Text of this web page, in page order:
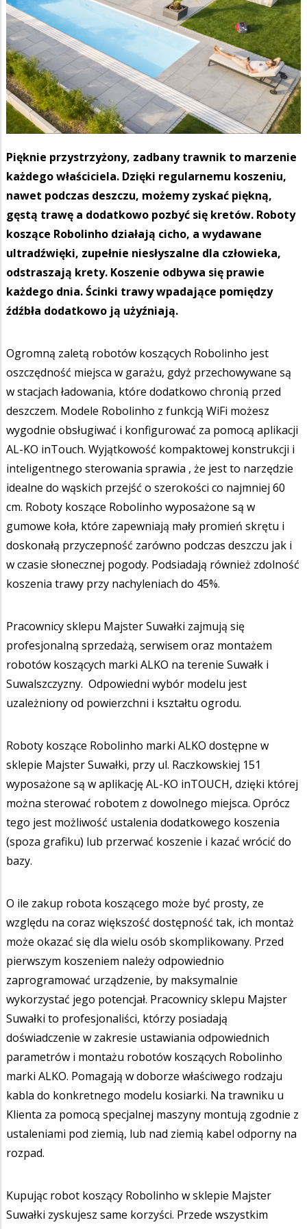
Pięknie przystrzyżony, zadbany trawnik to marzenie
każdego właściciela. Dzięki regularnemu koszeniu,
nawet podczas deszczu, możemy zyskać piękną,
gęstą trawę a dodatkowo pozbyć się kretów. Roboty
koszące Robolinho działają cicho, a wydawane
ultradźwięki, zupełnie niesłyszalne dla człowieka,
odstraszają krety. Koszenie odbywa się prawie
każdego dnia. Ścinki trawy wpadające pomiędzy
źdźbła dodatkowo ją użyźniają.
Ogromną zaletą robotów koszących Robolinho jest
oszczędność miejsca w garażu, gdyż przechowywane są
w stacjach ładowania, które dodatkowo chronią przed
deszczem. Modele Robolinho z funkcją WiFi możesz
wygodnie obsługiwać i konfigurować za pomocą aplikacji
AL-KO inTouch. Wyjątkowość kompaktowej konstrukcji i
inteligentnego sterowania sprawia , że jest to narzędzie
idealne do wąskich przejść o szerokości co najmniej 60
cm. Roboty koszące Robolinho wyposażone są w
gumowe koła, które zapewniają mały promień skrętu i
doskonałą przyczepność zarówno podczas deszczu jak i
w czasie słonecznej pogody. Podsiadają również zdolność
koszenia trawy przy nachyleniach do 45%.
Pracownicy sklepu Majster Suwałki zajmują się
profesjonalną sprzedażą, serwisem oraz montażem
robotów koszących marki ALKO na terenie Suwałk i
Suwalszczyzny. Odpowiedni wybór modelu jest
uzależniony od powierzchni i kształtu ogrodu.
Roboty koszące Robolinho marki ALKO dostępne w
sklepie Majster Suwałki, przy ul. Raczkowskiej 151
wyposażone są w aplikację AL-KO inTOUCH, dzięki której
można sterować robotem z dowolnego miejsca. Oprócz
tego jest możliwość ustalenia dodatkowego koszenia
(spoza grafiku) lub przerwać koszenie i kazać wrócić do
bazy.
O ile zakup robota koszącego może być prosty, ze
względu na coraz większość dostępność tak, ich montaż
może okazać się dla wielu osób skomplikowany. Przed
pierwszym koszeniem należy odpowiednio
zaprogramować urządzenie, by maksymalnie
wykorzystać jego potencjał. Pracownicy sklepu Majster
Suwałki to profesjonaliści, którzy posiadają
doświadczenie w zakresie ustawiania odpowiednich
parametrów i montażu robotów koszących Robolinho
marki ALKO. Pomagają w doborze właściwego rodzaju
kabla do konkretnego modelu kosiarki. Na trawniku u
Klienta za pomocą specjalnej maszyny montują zgodnie z
ustaleniami pod ziemią, lub nad ziemią kabel odporny na
rozpad.
Kupując robot koszący Robolinho w sklepie Majster
Suwałki zyskujesz same korzyści. Przede wszystkim